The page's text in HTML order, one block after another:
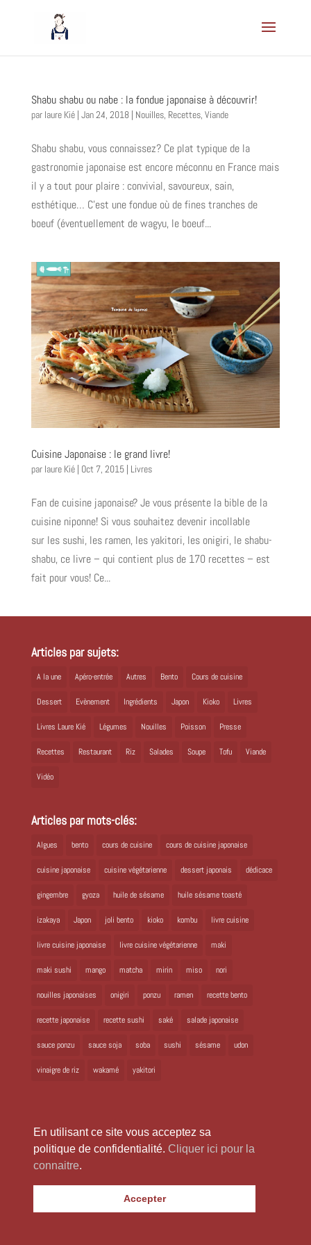
En utilisant ce site vous acceptez sa
politique de confidentialité. Cliquer ici pour la
connaitre.
Accepter
Shabu shabu ou nabe : la fondue japonaise à découvrir!
par laure Kié| Jan 24, 2018| Nouilles, Recettes, Viande
Shabu shabu, vous connaissez? Ce plat typique de la
gastronomie japonaise est encore méconnu en France mais
il y a tout pour plaire : convivial, savoureux, sain,
esthétique… C’est une fondue où de fines tranches de
boeuf (éventuellement de wagyu, le boeuf...
Cuisine Japonaise : le grand livre!
par laure Kié| Oct 7, 2015| Livres
Fan de cuisine japonaise? Je vous présente la bible de la
cuisine niponne! Si vous souhaitez devenir incollable
sur les sushi, les ramen, les yakitori, les onigiri, le shabu-
shabu, ce livre – qui contient plus de 170 recettes – est
fait pour vous! Ce...
Articles par sujets:
A la une Apéro-entrée Autres Bento Cours de cuisine
Dessert Evènement Ingrédients Japon Kioko Livres
Livres Laure Kié Légumes Nouilles Poisson Presse
Recettes Restaurant Riz Salades Soupe Tofu Viande
Vidéo
Articles par mots-clés:
Algues bento cours de cuisine cours de cuisine japonaise
cuisine japonaise cuisine végétarienne dessert japonais dédicace
gingembre gyoza huile de sésame huile sésame toasté
izakaya Japon joli bento kioko kombu livre cuisine
livre cuisine japonaise livre cuisine végétarienne maki
maki sushi mango matcha mirin miso nori
nouilles japonaises onigiri ponzu ramen recette bento
recette japonaise recette sushi saké salade japonaise
sauce ponzu sauce soja soba sushi sésame udon
vinaigre de riz wakamé yakitori
Copyright 2024 Laure Kié Tous droits réservés |laurekie@yahoo.fr
Politique de confidentialité